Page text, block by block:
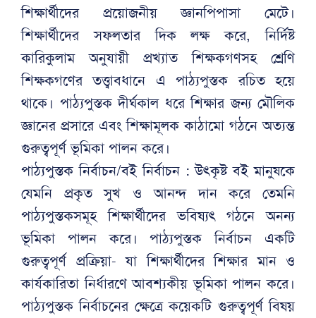
শিক্ষার্থীদের প্রয়োজনীয় জ্ঞানপিপাসা মেটে।
শিক্ষার্থীদের সফলতার দিক লক্ষ করে, নির্দিষ্ট
কারিকুলাম অনুযায়ী প্রখ্যাত শিক্ষকগণসহ শ্রেণি
শিক্ষকগণের তত্ত্বাবধানে এ পাঠ্যপুস্তক রচিত হয়ে
থাকে। পাঠ্যপুস্তক দীর্ঘকাল ধরে শিক্ষার জন্য মৌলিক
জ্ঞানের প্রসারে এবং শিক্ষামূলক কাঠামো গঠনে অত্যন্ত
গুরুত্বপূর্ণ ভূমিকা পালন করে।
পাঠ্যপুস্তক নির্বাচন/বই নির্বাচন : উৎকৃষ্ট বই মানুষকে
যেমনি প্রকৃত সুখ ও আনন্দ দান করে তেমনি
পাঠ্যপুস্তকসমূহ শিক্ষার্থীদের ভবিষ্যৎ গঠনে অনন্য
ভূমিকা পালন করে। পাঠ্যপুস্তক নির্বাচন একটি
গুরুত্বপূর্ণ প্রক্রিয়া- যা শিক্ষার্থীদের শিক্ষার মান ও
কার্যকারিতা নির্ধারণে আবশ্যকীয় ভূমিকা পালন করে।
পাঠ্যপুস্তক নির্বাচনের ক্ষেত্রে কয়েকটি গুরুত্বপূর্ণ বিষয়